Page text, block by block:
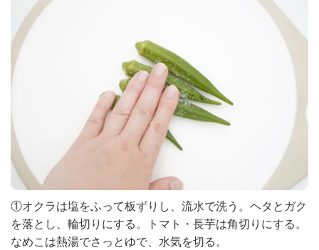
①オクラは塩をふって板ずりし、流水で洗う。ヘタとガク
を落とし、輪切りにする。トマト・長芋は角切りにする。
なめこは熱湯でさっとゆで、水気を切る。